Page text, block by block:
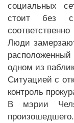
социальных
стоит без
Люди
одном из
Ситуацией с
контроль
В мэрии